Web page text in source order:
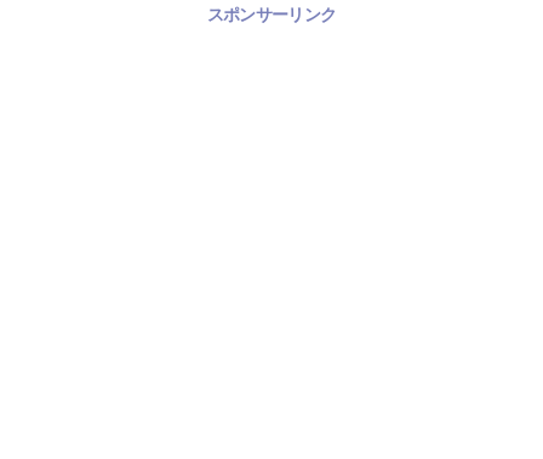
スポンサーリンク